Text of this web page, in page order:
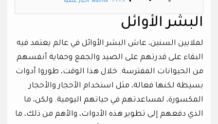
Author: أخبار علمية
البشر الأوائل
لملايين السنين، عاش البشر الأوائل في عالم يعتمد فيه
البقاء على قدرتهم على الصيد والجمع وحماية أنفسهم
من الحيوانات المفترسة. خلال هذا الوقت، طوروا أدوات
بسيطة لكنها فعالة، مثل استخدام الأحجار والأحجار
المكسورة، لمساعدتهم في حياتهم اليومية. ولكن، ما
الذي دفعهم إلى تطوير هذه الأدوات، والأهم من ذلك، ما